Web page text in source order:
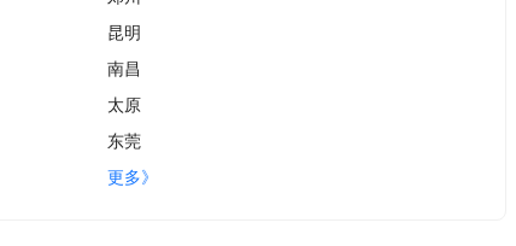
昆明
南昌
太原
东莞
更多》